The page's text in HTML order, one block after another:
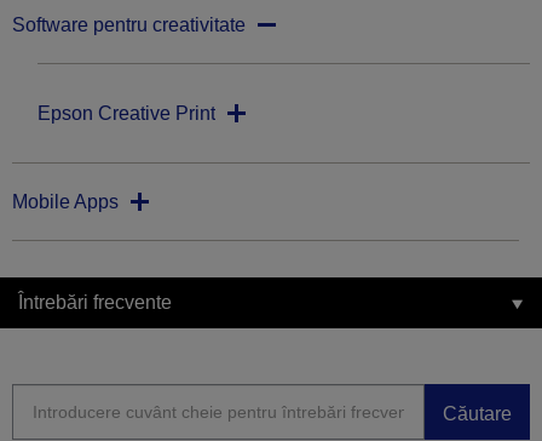
Software pentru creativitate
Epson Creative Print
Mobile Apps
Întrebări frecvente
Căutare